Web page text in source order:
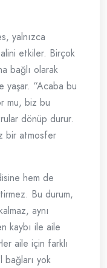
yalnızca
etkiler. Birçok
bağlı olarak
yaşar. “Acaba bu
mu, biz bu
dönüp durur.
bir atmosfer
hem de
Bu durum,
aynı
kaybı ile aile
aile için farklı
bağları yok